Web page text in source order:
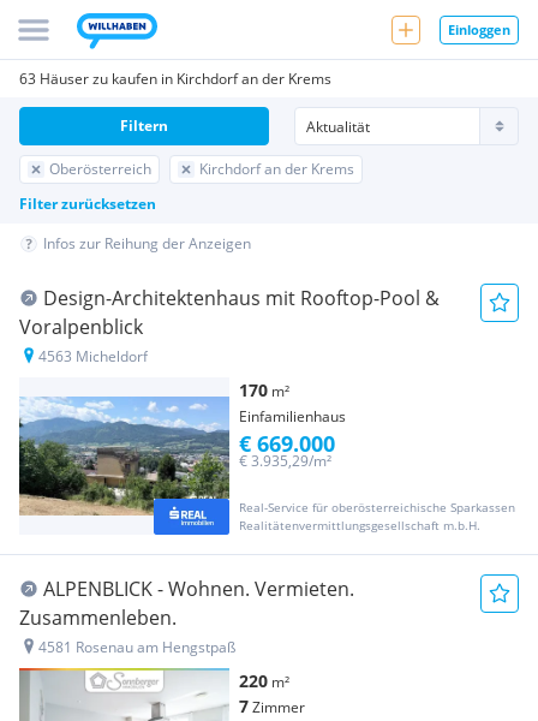
Einloggen
63 Häuser zu kaufen in Kirchdorf an der Krems
Oberösterreich
Kirchdorf an der Krems
Filter zurücksetzen
Filtern
Infos zur Reihung der Anzeigen
Design-Architektenhaus mit Rooftop-Pool &
Voralpenblick
4563 Micheldorf
170 m²
Einfamilienhaus
Real-Service für oberösterreichische Sparkassen
Realitätenvermittlungsgesellschaft m.b.H.
€ 3.935,29/m²
€ 669.000
ALPENBLICK - Wohnen. Vermieten.
Zusammenleben.
4581 Rosenau am Hengstpaß
220 m²
7Zimmer